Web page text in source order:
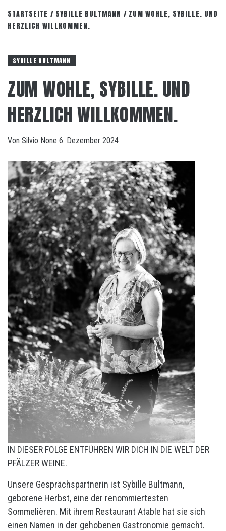
STARTSEITE SYBILLE BULTMANN
ZUM WOHLE, SYBILLE. UND
HERZLICH WILLKOMMEN.
SYBILLE BULTMANN
ZUM WOHLE, SYBILLE. UND
HERZLICH WILLKOMMEN.
Von Silvio None 6. Dezember 2024
IN DIESER FOLGE ENTFÜHREN WIR DICH IN DIE WELT DER
PFÄLZER WEINE.
Unsere Gesprächspartnerin ist Sybille Bultmann,
geborene Herbst, eine der renommiertesten
Sommelièren. Mit ihrem Restaurant Atable hat sie sich
einen Namen in der gehobenen Gastronomie gemacht.